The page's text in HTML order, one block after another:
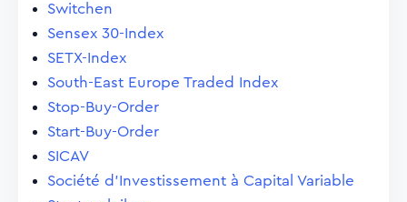
Switchen
Sensex 30-Index
SETX-Index
South-East Europe Traded Index
Stop-Buy-Order
Start-Buy-Order
SICAV
Société d'Investissement à Capital Variable